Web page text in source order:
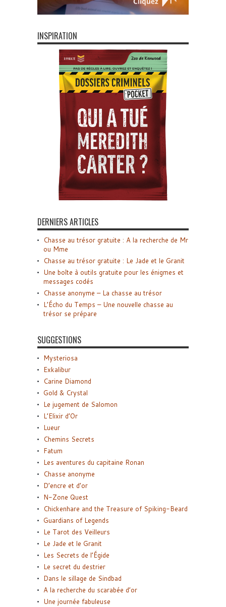
INSPIRATION
DERNIERS ARTICLES
Chasse au trésor gratuite : A la recherche de Mr
ou Mme
Chasse au trésor gratuite : Le Jade et le Granit
Une boîte à outils gratuite pour les énigmes et
messages codés
Chasse anonyme – La chasse au trésor
L’Écho du Temps – Une nouvelle chasse au
trésor se prépare
SUGGESTIONS
Mysteriosa
Exkalibur
Carine Diamond
Gold & Crystal
Le jugement de Salomon
L’Elixir d’Or
Lueur
Chemins Secrets
Fatum
Les aventures du capitaine Ronan
Chasse anonyme
D’encre et d’or
N-Zone Quest
Chickenhare and the Treasure of Spiking-Beard
Guardians of Legends
Le Tarot des Veilleurs
Le Jade et le Granit
Les Secrets de l’Égide
Le secret du destrier
Dans le sillage de Sindbad
A la recherche du scarabée d’or
Une journée fabuleuse